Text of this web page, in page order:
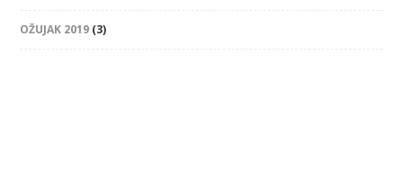
OŽUJAK 2019 (3)